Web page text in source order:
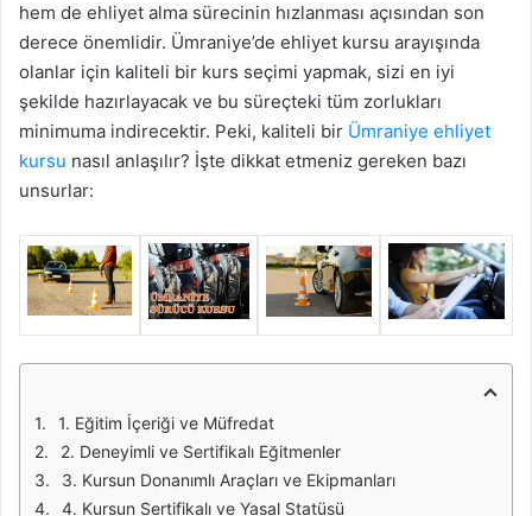
hem de ehliyet alma sürecinin hızlanması açısından son
derece önemlidir. Ümraniye’de ehliyet kursu arayışında
olanlar için kaliteli bir kurs seçimi yapmak, sizi en iyi
şekilde hazırlayacak ve bu süreçteki tüm zorlukları
minimuma indirecektir. Peki, kaliteli bir Ümraniye ehliyet
kursu nasıl anlaşılır? İşte dikkat etmeniz gereken bazı
unsurlar:
1. Eğitim İçeriği ve Müfredat
2. Deneyimli ve Sertifikalı Eğitmenler
3. Kursun Donanımlı Araçları ve Ekipmanları
4. Kursun Sertifikalı ve Yasal Statüsü